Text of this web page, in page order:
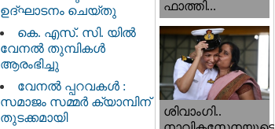
ഉദ്ഘാടനം ചെയ്തു
കെ. എസ്. സി. യിൽ
വേനൽ തുമ്പികൾ
ആരംഭിച്ചു
വേനൽ പ്പറവകൾ :
സമാജം സമ്മർ ക്യാമ്പിന്
തുടക്കമായി
ഫാത്തി...
ശിവാംഗി..